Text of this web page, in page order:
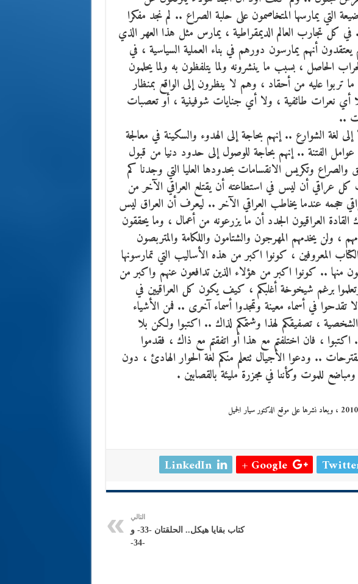
التي يمارسها المتخاصمون على حلبة الصراع .. لم نجد مفكرا
كل تجارب العالم الديمقراطية ، يمارس مثل هذا العهر الذي
أنهم يمارسون دورهم في بناء العملية السياسية ، في
الحاصل ، بسبب ما ينشرونه ولما يتلفظون به ولما يحلمون
تربوا عليه من أحقاد ، وهم لا ينظرون إلى الواقع بمنظار
أي نعرات طائفية ، ولا أي جنايات شوفينية ، أو تعصبات
..
إلى لغة الشوارع .. إنهم بحاجة إلى الهدوء والسكينة في معالجة
الفتنة .. إنهم بحاجة للوصول إلى حدود دنيا من قبول
وتكريس الانقسامات بحدودها العليا التي وجدنا كم
كل عراقي أن ليس في استطاعته أن يقتلع العراقي الآخر من
عندما يخاطب العراقي الآخر .. ليعرف أن العراق ليس
العراقيون الجدد أن ما يزرعونه من أعمال ، وما يحققون
ولن يخدمهم المهرجون والشتامون واللكامة والمتربصون
المعروفين ، كونوا اكبر من هذه الأساليب التي تمارسونها
منها .. كونوا اكبر من هؤلاء الذين تدافعون عنهم واكبر من
برغم شيخوخة أغلبكم ، كيف يكون كل العراقيين في
تقدحوا في أسماء معينة وتمجدوا أسماء آخرى .. فمن الأشياء
الشخصية ، تصفيقكم لهذا وشتمكم لذاك .. اكتبوا ولكن بلا
، فان اختلفتم مع هذا أو اتفقتم مع ذاك ، فقدموا
.. ودعوا الأجيال تتعلم منكم لغة الحوار الهادئ ، دون
للموت وكأننا في مجزرة مليئة بالقصابين .
Google +
LinkedIn
التالي
كتاب بقايا هيكل.. الحلقتان -33- و
-34-